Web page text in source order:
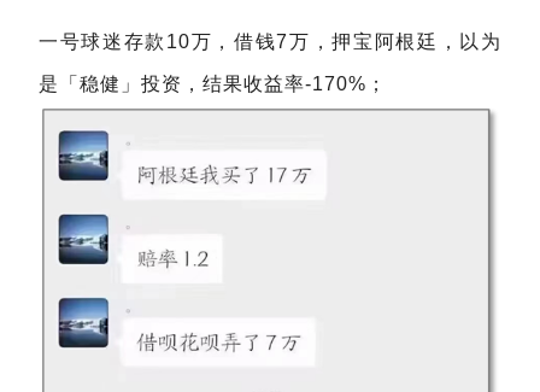
一号球迷存款10万，借钱7万，押宝阿根廷，以为
是「稳健」投资，结果收益率-170%；